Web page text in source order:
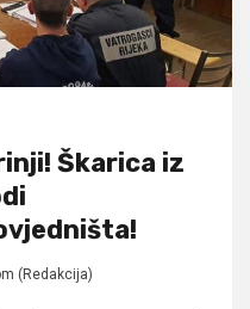
Škarica iz
(Redakcija)